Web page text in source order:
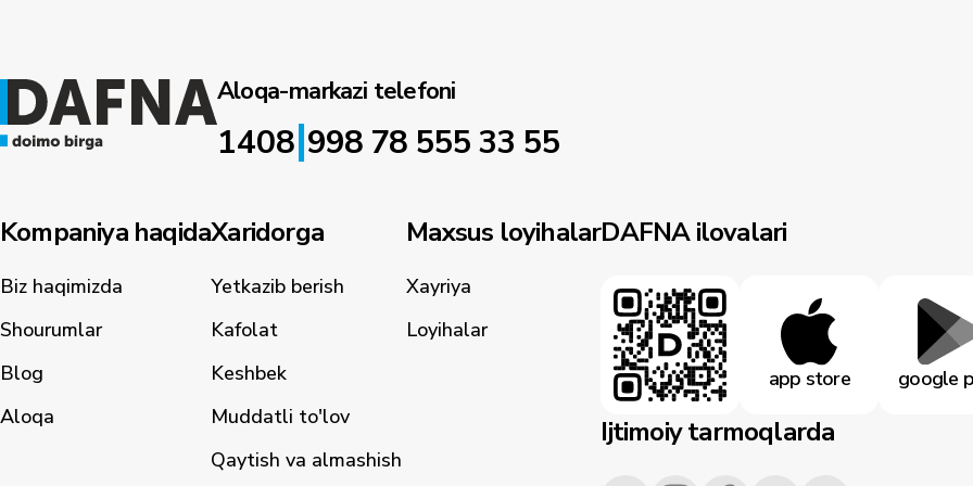
Aloqa-markazi telefoni
1408|998 78 555 33 55
Kompaniya haqida
Biz haqimizda
Shourumlar
Blog
Aloqa
Xaridorga
Yetkazib berish
Kafolat
Keshbek
Muddatli to'lov
Qaytish va almashish
Maxsus loyihalar
Xayriya
Loyihalar
DAFNA ilovalari
app store google
Ijtimoiy tarmoqlarda